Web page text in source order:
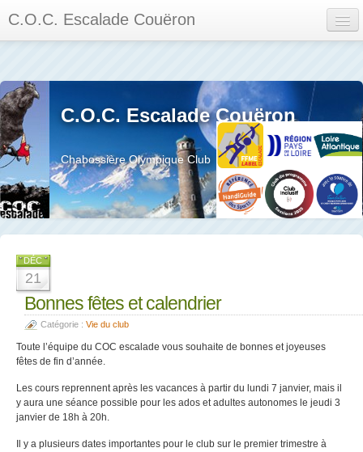
C.O.C. Escalade Couëron
Calendrier des événements et des compétitions
Les membres
Les séances
Privée
La salle et le mur
C.O.C. Escalade Couëron
Chabossière Olympique Club
DÉC
21
Bonnes fêtes et calendrier
Catégorie : Vie du club
Toute l’équipe du COC escalade vous souhaite de bonnes et joyeuses
fêtes de fin d’année.
Les cours reprennent après les vacances à partir du lundi 7 janvier, mais il
y aura une séance possible pour les ados et adultes autonomes le jeudi 3
janvier de 18h à 20h.
Il y a plusieurs dates importantes pour le club sur le premier trimestre à